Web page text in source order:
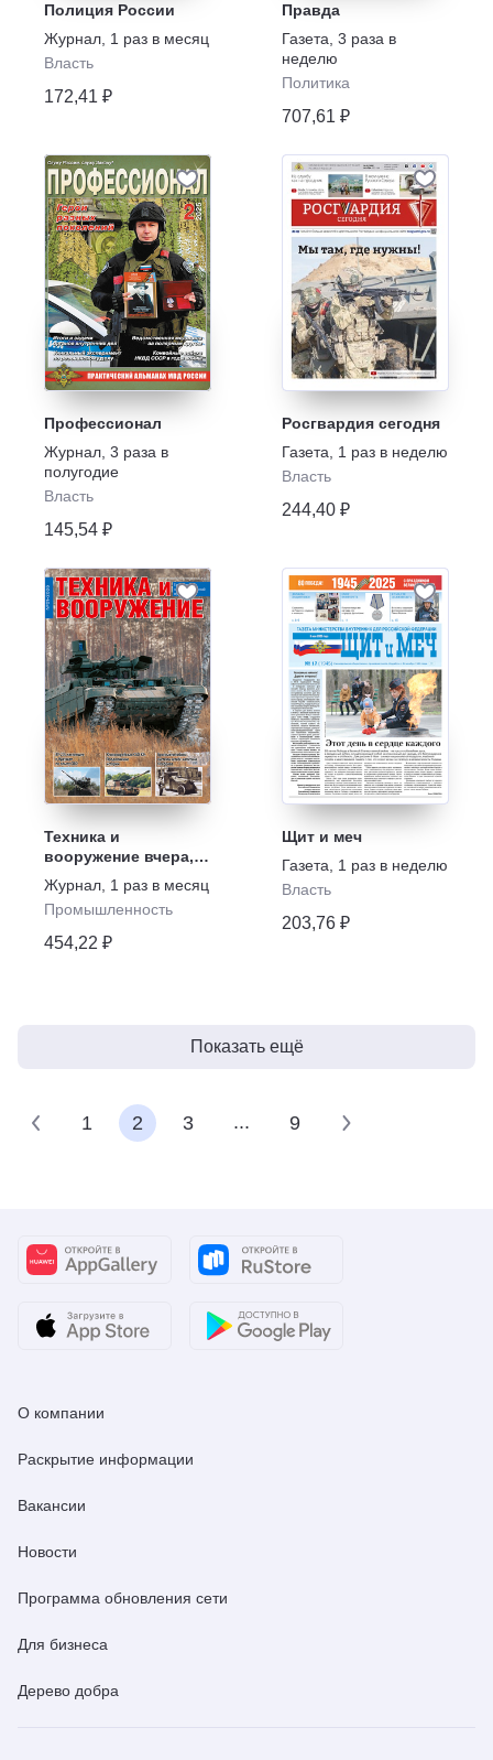
Полиция России
Журнал 1 раз в месяц
Власть
172,41 ₽
Правда
Газета 3 раза в
неделю
Политика
707,61 ₽
Профессионал
Журнал 3 раза в
полугодие
Власть
145,54 ₽
Росгвардия сегодня
Газета
1 раз в неделю
Власть
244,40 ₽
Техника и
вооружение вчера,
сегодня, завтра
Журнал 1 раз в месяц
Промышленность
454,22 ₽
Щит и меч
Газета
1 раз в неделю
Власть
203,76 ₽
Показать ещё
1 2 3 ... 9
О компании
Раскрытие информации
Вакансии
Новости
Программа обновления сети
Для бизнеса
Дерево добра